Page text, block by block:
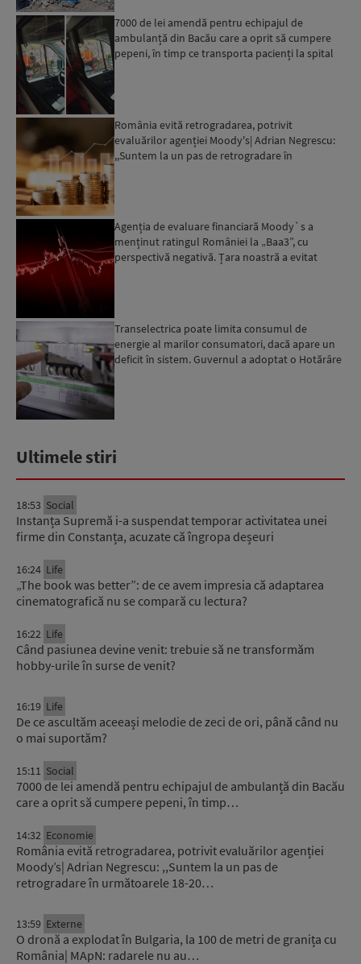
7000 de lei amendă pentru echipajul de
ambulanță din Bacău care a oprit să cumpere
pepeni, în timp ce transporta pacienți la spital
România evită retrogradarea, potrivit
evaluărilor agenției Moody's| Adrian Negrescu:
,,Suntem la un pas de retrogradare în
Agenția de evaluare financiară Moody`s a
menținut ratingul României la „Baa3”, cu
perspectivă negativă. Țara noastră a evitat
Transelectrica poate limita consumul de
energie al marilor consumatori, dacă apare un
deficit în sistem. Guvernul a adoptat o Hotărâre
Ultimele stiri
18:53 Social
Instanța Supremă i-a suspendat temporar activitatea unei
firme din Constanța, acuzate că îngropa deșeuri
16:24 Life
„The book was better”: de ce avem impresia că adaptarea
cinematografică nu se compară cu lectura?
16:22 Life
Când pasiunea devine venit: trebuie să ne transformăm
hobby-urile în surse de venit?
16:19 Life
De ce ascultăm aceeași melodie de zeci de ori, până când nu
o mai suportăm?
15:11 Social
7000 de lei amendă pentru echipajul de ambulanță din Bacău
care a oprit să cumpere pepeni, în timp…
14:32 Economie
România evită retrogradarea, potrivit evaluărilor agenției
Moody’s| Adrian Negrescu: ,,Suntem la un pas de
retrogradare în următoarele 18-20…
13:59 Externe
O dronă a explodat în Bulgaria, la 100 de metri de granița cu
România| MApN: radarele nu au…